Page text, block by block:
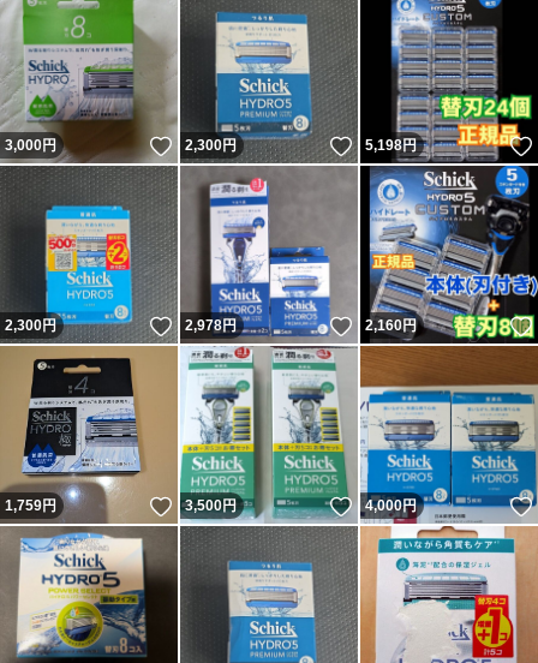
3,000円 いいね！
2,300円 いいね！
5,198円
2,300円 いいね！
2,978円 いいね！
2,160円
1,759円 いいね！
3,500円 いいね！
4,000円